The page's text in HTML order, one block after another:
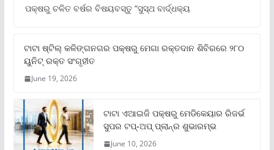
ପକ୍ଷରୁ ଚଳିତ ବର୍ଷର ବିଷୟବସ୍ତୁ “ସୁସ୍ଥ ବାର୍ଦ୍ଧକ୍ୟ
ଟାଟା ଷ୍ଟିଲ୍‌ କଳିଙ୍ଗନଗର ପକ୍ଷରୁ ମେଗା ରକ୍ତଦାନ ଶିବିରରେ ୨୮୦
ୟୁନିଟ୍‌ ରକ୍ତ ସଂଗୃହୀତ
June 19, 2026
ଟାଟା ଏଆଇଜି ପକ୍ଷରୁ ମେଡିକେୟାର ରିଜର୍ଭ
ସୁପର ଟପ୍‌-ଅପ୍ ପ୍ଲାନ୍‌ର ଶୁଭାରମ୍ଭ
June 10, 2026